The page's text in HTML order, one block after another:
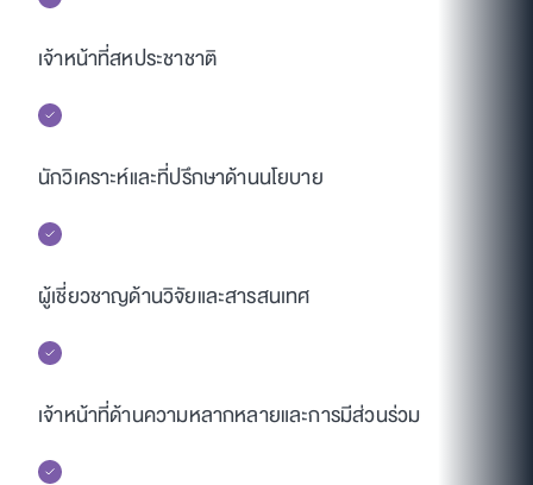
เจ้าหน้าที่สหประชาชาติ
นักวิเคราะห์และที่ปรึกษาด้านนโยบาย
ผู้เชี่ยวชาญด้านวิจัยและสารสนเทศ
เจ้าหน้าที่ด้านความหลากหลายและการมีส่วนร่วม